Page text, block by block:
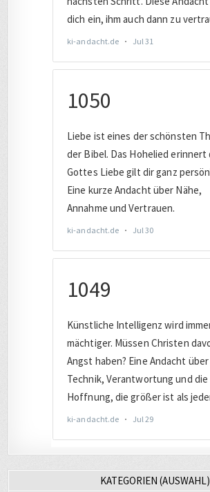
KATEGORIEN (AUSWAHL)